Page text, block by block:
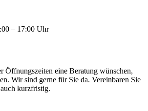
– 17:00 Uhr
Öffnungszeiten eine Beratung wünschen,
Wir sind gerne für Sie da. Vereinbaren Sie
kurzfristig.